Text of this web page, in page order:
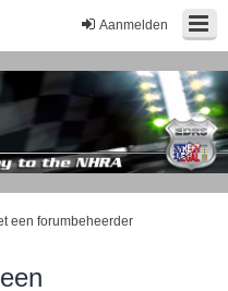
Aanmelden
een forumbeheerder